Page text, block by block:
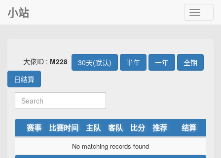
Toggle
小站
大佬ID : M228 30天(默认) 半年 一年
全期
日结算
赛事 比赛时间 主队 客队 比分 推荐 结算
No matching records found